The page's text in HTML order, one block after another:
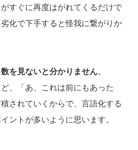
すぐに再度はがれてくるだけで
化で下手すると怪我に繋がりか
数を見ないと分かりません。
、「あ、これは前にもあった
されていくからで、言語化する
ントが多いように思います。